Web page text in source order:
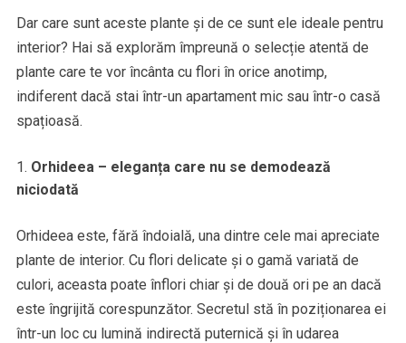
Dar care sunt aceste plante și de ce sunt ele ideale pentru
interior? Hai să explorăm împreună o selecție atentă de
plante care te vor încânta cu flori în orice anotimp,
indiferent dacă stai într-un apartament mic sau într-o casă
spațioasă.
Orhideea – eleganța care nu se demodează
niciodată
Orhideea este, fără îndoială, una dintre cele mai apreciate
plante de interior. Cu flori delicate și o gamă variată de
culori, aceasta poate înflori chiar și de două ori pe an dacă
este îngrijită corespunzător. Secretul stă în poziționarea ei
într-un loc cu lumină indirectă puternică și în udarea